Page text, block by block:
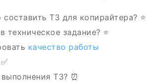
ТЗ для копирайтера? ⭐
техническое задание? ⭐
качество работы
ТЗ? ⏰